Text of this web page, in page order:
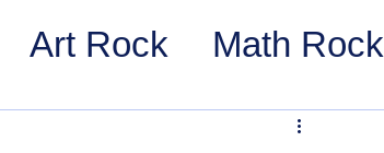
Art Rock Math Rock